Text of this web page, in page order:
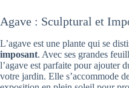
Agave : Sculptural et
L’agave est une plante qui se
imposant. Avec ses grandes
l’agave est parfaite pour ajouter
votre jardin. Elle s’accommode